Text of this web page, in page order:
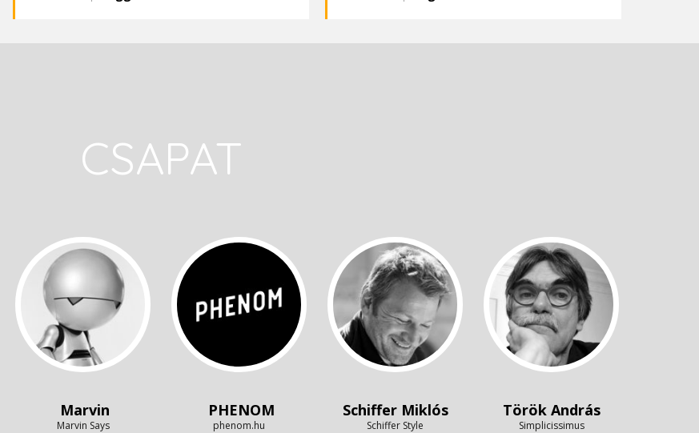
CSAPAT
Marvin
Marvin Says
PHENOM
phenom.hu
Schiffer Miklós
Schiffer Style
Török András
Simplicissimus